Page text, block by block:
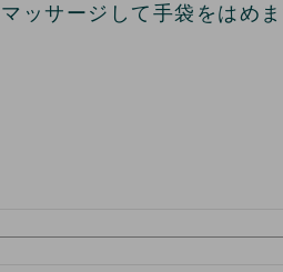
マッサージして手袋をはめ